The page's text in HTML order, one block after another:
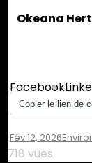
Okeana
Facebook
Copier le lien de
Fév 12, 2026
718 vues